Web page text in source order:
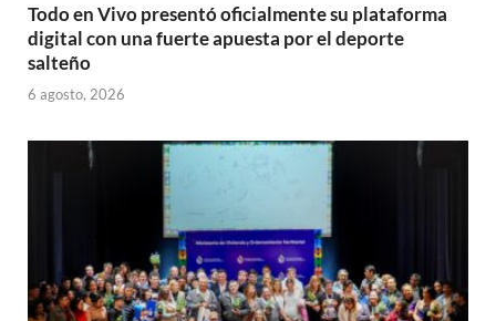
Todo en Vivo presentó oficialmente su plataforma
digital con una fuerte apuesta por el deporte
salteño
6 agosto, 2026